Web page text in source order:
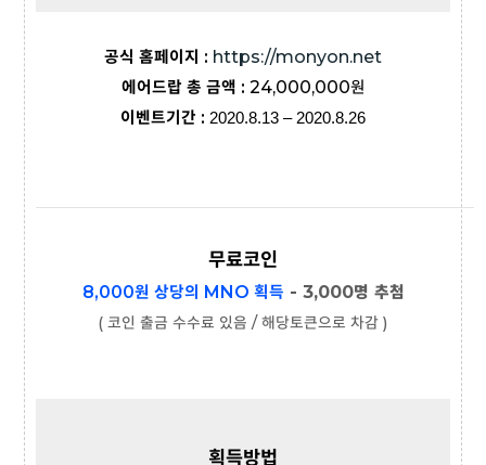
공식 홈페이지 : https://monyon.net
에어드랍 총 금액 : 24,000,000원
이벤트기간 : 2020.8.13 – 2020.8.26
무료코인
8,000원 상당의 MNO 획득 - 3,000명 추첨
( 코인 출금 수수료 있음 / 해당토큰으로 차감 )
획득방법